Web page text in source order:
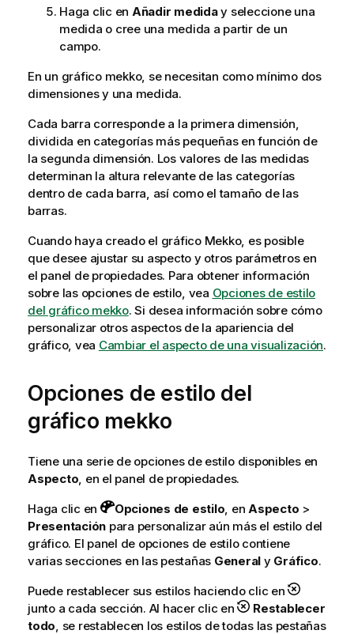
Haga clic en Añadir mediday seleccione una
medida o cree una medida a partir de un
campo.
En un gráfico mekko, se necesitan como mínimo dos
dimensiones y una medida.
Cada barra corresponde a la primera dimensión,
dividida en categorías más pequeñas en función de
la segunda dimensión. Los valores de las medidas
determinan la altura relevante de las categorías
dentro de cada barra, así como el tamaño de las
barras.
Cuando haya creado el gráfico Mekko, es posible
que desee ajustar su aspecto y otros parámetros en
el panel de propiedades. Para obtener información
sobre las opciones de estilo, vea Opciones de estilo
del gráfico mekko. Si desea información sobre cómo
personalizar otros aspectos de la apariencia del
gráfico, vea Cambiar el aspecto de una visualización.
Opciones de estilo del
gráfico mekko
Tiene una serie de opciones de estilo disponibles en
Aspecto , en el panel de propiedades.
Haga clic en
Opciones de estilo , en Aspecto >
Presentación para personalizar aún más el estilo del
gráfico. El panel de opciones de estilo contiene
varias secciones en las pestañas General y Gráfico.
Puede restablecer sus estilos haciendo clic en
junto a cada sección. Al hacer clic en
Restablecer
todo , se restablecen los estilos de todas las pestañas